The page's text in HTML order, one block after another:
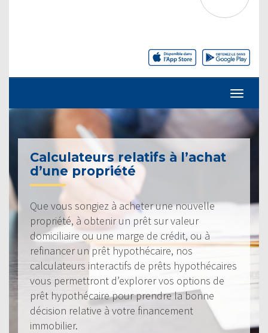
Calculateurs relatifs à l’achat
d’une propriété
Que vous songiez à acheter une nouvelle
propriété, à obtenir un prêt sur valeur
domiciliaire ou une marge de crédit, ou à
refinancer un prêt hypothécaire, nos
calculateurs interactifs de prêts hypothécaires
vous permettront d’explorer vos options de
prêt hypothécaire pour prendre la bonne
décision relative à votre financement
immobilier.